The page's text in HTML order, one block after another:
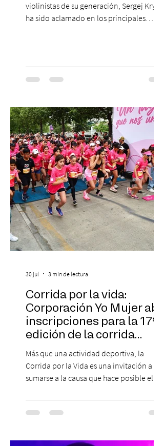
violinistas de su generación, Sergej Krylov
ha sido aclamado en los principales
escenario del Teatro CA660 para
protagonizar una velada extraordinaria
Las Cuatro Estaciones de Antonio Vivaldi y
Las Cuatro Estaciones Porteñas de Astor
Piazzolla. Déja
Corrida por la vida:
Corporación Yo Mujer abre
inscripciones para la 17ª
edición de la corrida
solidaria
Más que una actividad deportiva, la
Corrida por la Vida es una invitación a
sumarse a la causa que hace posible el
desarrolla durante todo el año: brindar
orientación, contención y apoyo
experiencia del cáncer de mama y a sus
30 jul 3 min de lectura